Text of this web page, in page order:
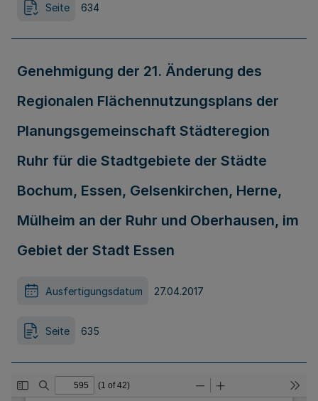
Seite 634
Genehmigung der 21. Änderung des
Regionalen Flächennutzungsplans der
Planungsgemeinschaft Städteregion
Ruhr für die Stadtgebiete der Städte
Bochum, Essen, Gelsenkirchen, Herne,
Mülheim an der Ruhr und Oberhausen, im
Gebiet der Stadt Essen
Ausfertigungsdatum 27.04.2017
Seite 635